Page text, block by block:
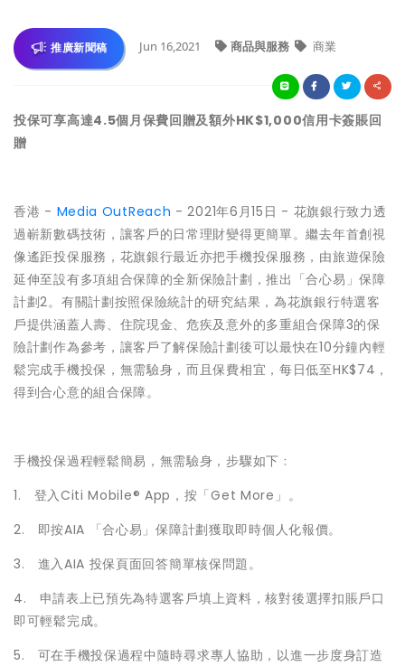
推廣新聞稿 Jun 16,2021 商品與服務 商業
投保可享高達4.5個月保費回贈及額外HK$1,000信用卡簽賬回
贈
香港 - Media OutReach - 2021年6月15日 - 花旗銀行致力透
過嶄新數碼技術，讓客戶的日常理財變得更簡單。繼去年首創視
像遙距投保服務，花旗銀行最近亦把手機投保服務，由旅遊保險
延伸至設有多項組合保障的全新保險計劃，推出「合心易」保障
計劃2。有關計劃按照保險統計的研究結果，為花旗銀行特選客
戶提供涵蓋人壽、住院現金、危疾及意外的多重組合保障3的保
險計劃作為參考，讓客戶了解保險計劃後可以最快在10分鐘內輕
鬆完成手機投保，無需驗身，而且保費相宜，每日低至HK$74，
得到合心意的組合保障。
手機投保過程輕鬆簡易，無需驗身，步驟如下﹕
1. 登入Citi Mobile® App，按「Get More」。
2. 即按AIA 「合心易」保障計劃獲取即時個人化報價。
3. 進入AIA 投保頁面回答簡單核保問題。
4. 申請表上已預先為特選客戶填上資料，核對後選擇扣賬戶口
即可輕鬆完成。
5. 可在手機投保過程中隨時尋求專人協助，以進一步度身訂造